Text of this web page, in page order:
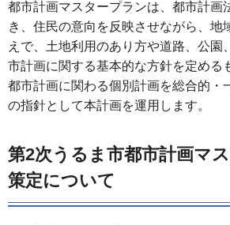
都市計画マスタープランは、都市計画
き、住民の意向を反映させながら、地
えで、土地利用のあり方や道路、公園
市計画に関する基本的な方針を定める
都市計画に関わる個別計画を総合的・
の指針として本計画を運用します。
第2次うるま市都市計画マ
策定について